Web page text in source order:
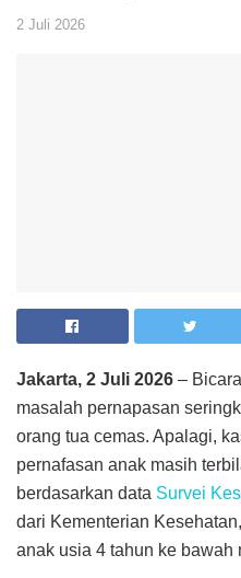
2 Juli 2026
Jakarta, 2 Juli 2026 –
masalah pernapasan
orang tua cemas. Apalagi,
pernafasan anak masih
berdasarkan data Survei
dari Kementerian
anak usia 4 tahun ke bawah